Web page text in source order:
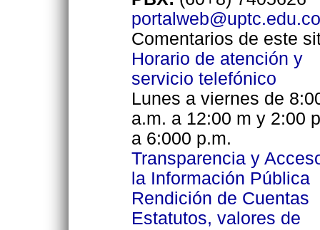
portalweb@uptc.edu.co
Comentarios de este
Horario de atención y
servicio telefónico
Lunes a viernes de
a.m. a 12:00 m y 2:00
a 6:000 p.m.
Transparencia y
la Información Pública
Rendición de Cuentas
Estatutos, valores de